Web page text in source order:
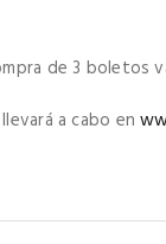
de 3 boletos
a cabo en